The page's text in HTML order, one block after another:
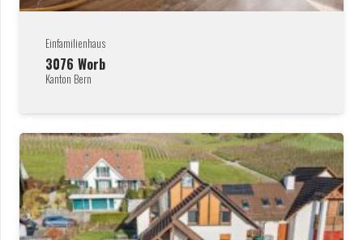
Einfamilienhaus
3076 Worb
Kanton Bern